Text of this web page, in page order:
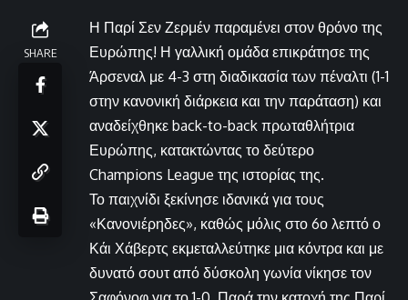
SHARE
Η Παρί Σεν Ζερμέν παραμένει στον θρόνο της
Ευρώπης! Η γαλλική ομάδα επικράτησε της
Άρσεναλ με 4-3 στη διαδικασία των πέναλτι (1-1
στην κανονική διάρκεια και την παράταση) και
αναδείχθηκε back-to-back πρωταθλήτρια
Ευρώπης, κατακτώντας το δεύτερο
Champions League της ιστορίας της.
Το παιχνίδι ξεκίνησε ιδανικά για τους
«Κανονιέρηδες», καθώς μόλις στο 6ο λεπτό ο
Κάι Χάβερτς εκμεταλλεύτηκε μια κόντρα και με
δυνατό σουτ από δύσκολη γωνία νίκησε τον